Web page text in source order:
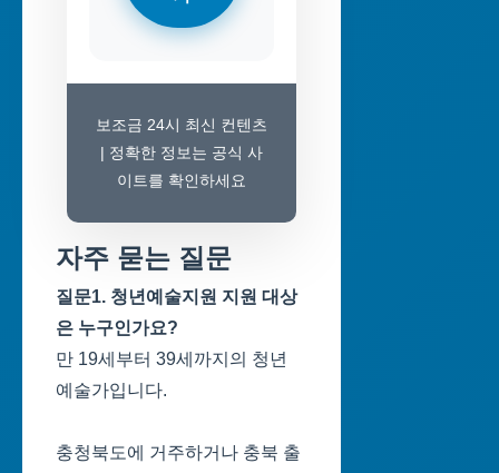
보조금 24시 최신 컨텐츠
| 정확한 정보는 공식 사
이트를 확인하세요
자주 묻는 질문
질문1. 청년예술지원 지원 대상
은 누구인가요?
만 19세부터 39세까지의 청년
예술가입니다.
충청북도에 거주하거나 충북 출